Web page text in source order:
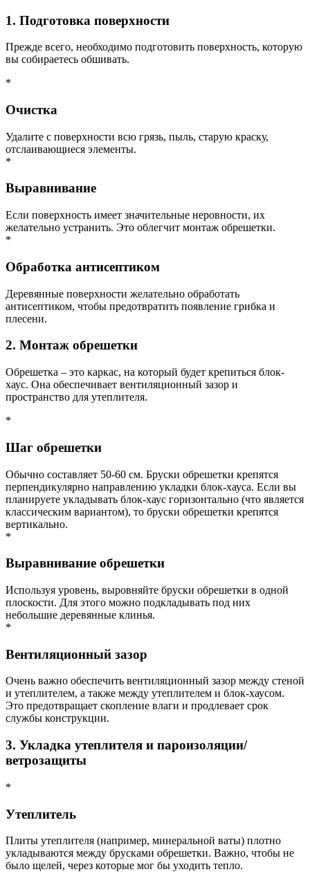
1. Подготовка поверхности
Прежде всего, необходимо подготовить поверхность, которую
вы собираетесь обшивать.
*
Очистка
Удалите с поверхности всю грязь, пыль, старую краску,
отслаивающиеся элементы.
*
Выравнивание
Если поверхность имеет значительные неровности, их
желательно устранить. Это облегчит монтаж обрешетки.
*
Обработка антисептиком
Деревянные поверхности желательно обработать
антисептиком, чтобы предотвратить появление грибка и
плесени.
2. Монтаж обрешетки
Обрешетка – это каркас, на который будет крепиться блок-
хаус. Она обеспечивает вентиляционный зазор и
пространство для утеплителя.
*
Шаг обрешетки
Обычно составляет 50-60 см. Бруски обрешетки крепятся
перпендикулярно направлению укладки блок-хауса. Если вы
планируете укладывать блок-хаус горизонтально (что является
классическим вариантом), то бруски обрешетки крепятся
вертикально.
*
Выравнивание обрешетки
Используя уровень, выровняйте бруски обрешетки в одной
плоскости. Для этого можно подкладывать под них
небольшие деревянные клинья.
*
Вентиляционный зазор
Очень важно обеспечить вентиляционный зазор между стеной
и утеплителем, а также между утеплителем и блок-хаусом.
Это предотвращает скопление влаги и продлевает срок
службы конструкции.
3. Укладка утеплителя и пароизоляции/
ветрозащиты
*
Утеплитель
Плиты утеплителя (например, минеральной ваты) плотно
укладываются между брусками обрешетки. Важно, чтобы не
было щелей, через которые мог бы уходить тепло.